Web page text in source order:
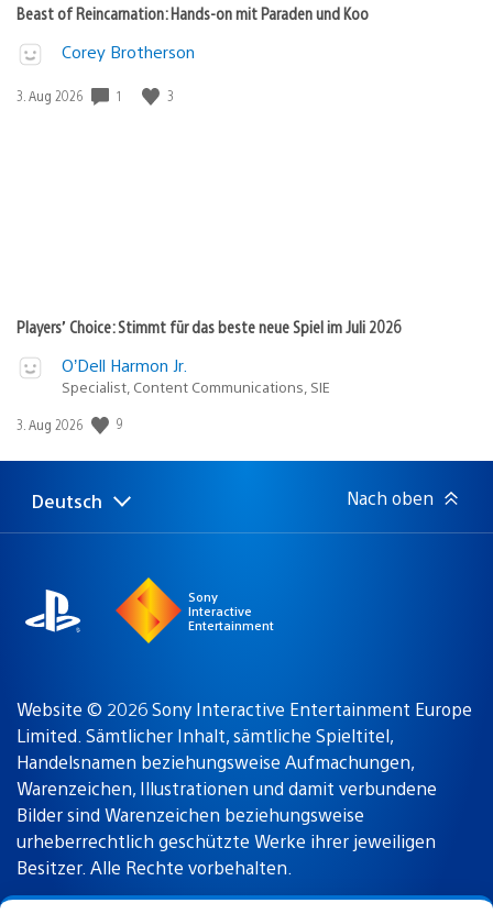
Beast of Reincarnation: Hands-on mit Paraden und Koo
Corey Brotherson
Veröffentlichungsdatum:
3. Aug 2026 1 3
Players’ Choice: Stimmt für das beste neue Spiel im Juli 2026
O’Dell Harmon Jr.
Specialist, Content Communications, SIE
Veröffentlichungsdatum:
3. Aug 2026 9
Select
a
Aktuelle
Region:
Deutsch Nach oben
Sony
Interactive
Entertainment
Website © 2026 Sony Interactive Entertainment Europe
Limited. Sämtlicher Inhalt, sämtliche Spieltitel,
Handelsnamen beziehungsweise Aufmachungen,
Warenzeichen, Illustrationen und damit verbundene
Bilder sind Warenzeichen beziehungsweise
urheberrechtlich geschützte Werke ihrer jeweiligen
Besitzer. Alle Rechte vorbehalten.